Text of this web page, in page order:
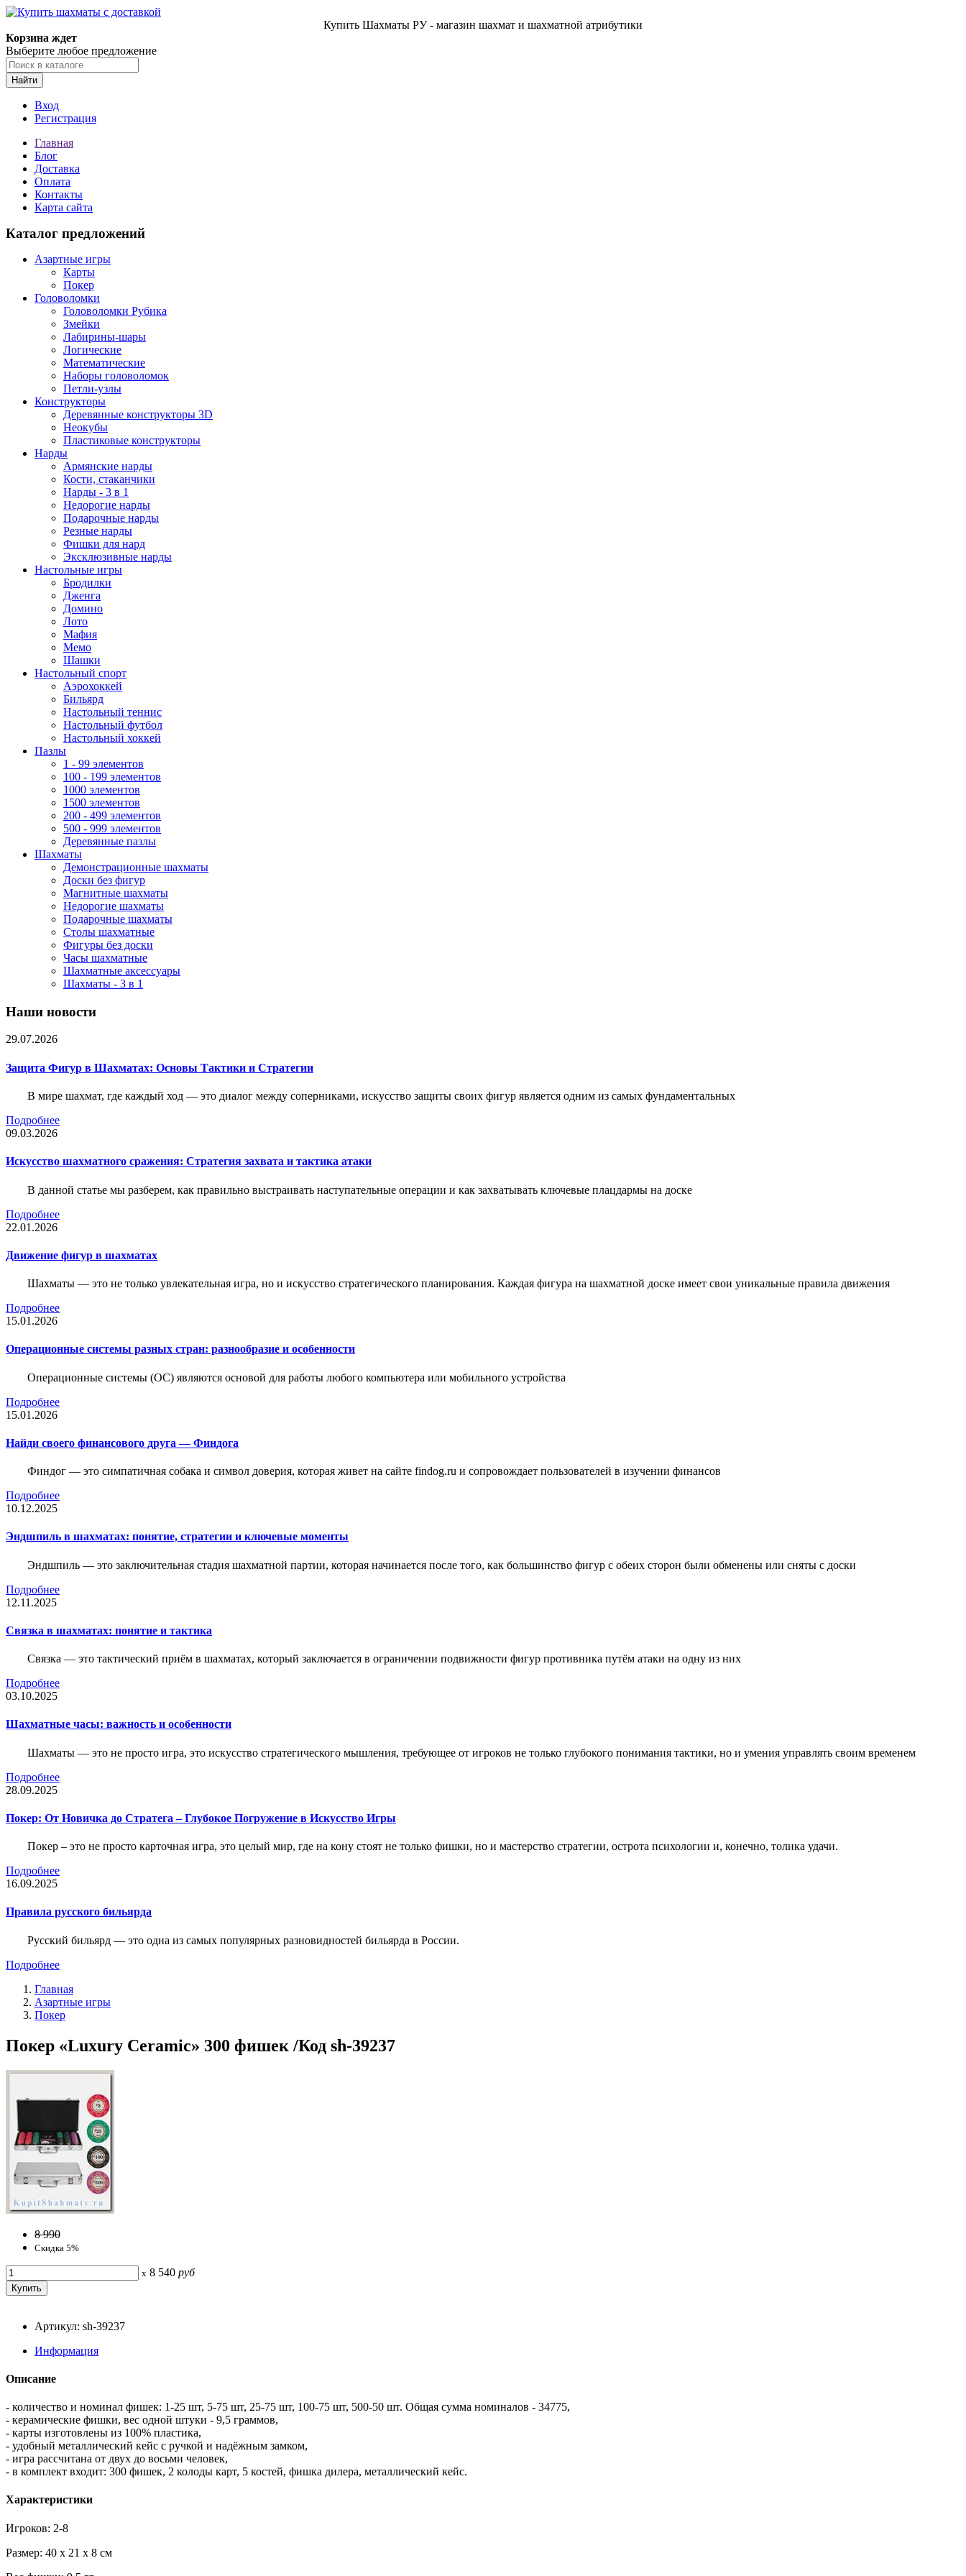
Купить Шахматы РУ - магазин шахмат и шахматной атрибутики
Корзина ждет
Выберите любое предложение
Найти
Вход
Регистрация
Главная
Блог
Доставка
Оплата
Контакты
Карта сайта
Каталог предложений
Азартные игры
Карты
Покер
Головоломки
Головоломки Рубика
Змейки
Лабирины-шары
Логические
Математические
Наборы головоломок
Петли-узлы
Конструкторы
Деревянные конструкторы 3D
Неокубы
Пластиковые конструкторы
Нарды
Армянские нарды
Кости, стаканчики
Нарды - 3 в 1
Недорогие нарды
Подарочные нарды
Резные нарды
Фишки для нард
Эксклюзивные нарды
Настольные игры
Бродилки
Дженга
Домино
Лото
Мафия
Мемо
Шашки
Настольный спорт
Аэрохоккей
Бильярд
Настольный теннис
Настольный футбол
Настольный хоккей
Пазлы
1 - 99 элементов
100 - 199 элементов
1000 элементов
1500 элементов
200 - 499 элементов
500 - 999 элементов
Деревянные пазлы
Шахматы
Демонстрационные шахматы
Доски без фигур
Магнитные шахматы
Недорогие шахматы
Подарочные шахматы
Столы шахматные
Фигуры без доски
Часы шахматные
Шахматные аксессуары
Шахматы - 3 в 1
Наши новости
29.07.2026
Защита Фигур в Шахматах: Основы Тактики и Стратегии
В мире шахмат, где каждый ход — это диалог между соперниками, искусство защиты своих фигур является одним из самых фундаментальных
Подробнее
09.03.2026
Искусство шахматного сражения: Стратегия захвата и тактика атаки
В данной статье мы разберем, как правильно выстраивать наступательные операции и как захватывать ключевые плацдармы на доске
Подробнее
22.01.2026
Движение фигур в шахматах
Шахматы — это не только увлекательная игра, но и искусство стратегического планирования. Каждая фигура на шахматной доске имеет свои уникальные правила движения
Подробнее
15.01.2026
Операционные системы разных стран: разнообразие и особенности
Операционные системы (ОС) являются основой для работы любого компьютера или мобильного устройства
Подробнее
15.01.2026
Найди своего финансового друга — Финдога
Финдог — это симпатичная собака и символ доверия, которая живет на сайте findog.ru и сопровождает пользователей в изучении финансов
Подробнее
10.12.2025
Эндшпиль в шахматах: понятие, стратегии и ключевые моменты
Эндшпиль — это заключительная стадия шахматной партии, которая начинается после того, как большинство фигур с обеих сторон были обменены или сняты с доски
Подробнее
12.11.2025
Связка в шахматах: понятие и тактика
Связка — это тактический приём в шахматах, который заключается в ограничении подвижности фигур противника путём атаки на одну из них
Подробнее
03.10.2025
Шахматные часы: важность и особенности
Шахматы — это не просто игра, это искусство стратегического мышления, требующее от игроков не только глубокого понимания тактики, но и умения управлять своим временем
Подробнее
28.09.2025
Покер: От Новичка до Стратега – Глубокое Погружение в Искусство Игры
Покер – это не просто карточная игра, это целый мир, где на кону стоят не только фишки, но и мастерство стратегии, острота психологии и, конечно, толика удачи.
Подробнее
16.09.2025
Правила русского бильярда
Русский бильярд — это одна из самых популярных разновидностей бильярда в России.
Подробнее
Главная
Азартные игры
Покер
Покер «Luxury Ceramic» 300 фишек /Код sh-39237
8 990
Скидка 5%
x 8 540 руб
Артикул: sh-39237
Информация
Описание
- количество и номинал фишек: 1-25 шт, 5-75 шт, 25-75 шт, 100-75 шт, 500-50 шт. Общая сумма номиналов - 34775,
- керамические фишки, вес одной штуки - 9,5 граммов,
- карты изготовлены из 100% пластика,
- удобный металлический кейс с ручкой и надёжным замком,
- игра рассчитана от двух до восьми человек,
- в комплект входит: 300 фишек, 2 колоды карт, 5 костей, фишка дилера, металлический кейс.
Характеристики
Игроков: 2-8
Размер: 40 x 21 x 8 см